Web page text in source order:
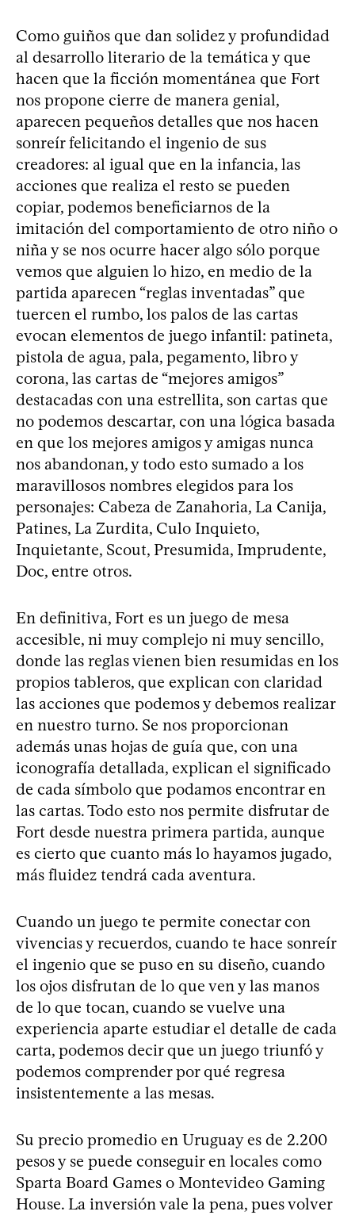
Como guiños que dan solidez y profundidad
al desarrollo literario de la temática y que
hacen que la ficción momentánea que Fort
nos propone cierre de manera genial,
aparecen pequeños detalles que nos hacen
sonreír felicitando el ingenio de sus
creadores: al igual que en la infancia, las
acciones que realiza el resto se pueden
copiar, podemos beneficiarnos de la
imitación del comportamiento de otro niño o
niña y se nos ocurre hacer algo sólo porque
vemos que alguien lo hizo, en medio de la
partida aparecen “reglas inventadas” que
tuercen el rumbo, los palos de las cartas
evocan elementos de juego infantil: patineta,
pistola de agua, pala, pegamento, libro y
corona, las cartas de “mejores amigos”
destacadas con una estrellita, son cartas que
no podemos descartar, con una lógica basada
en que los mejores amigos y amigas nunca
nos abandonan, y todo esto sumado a los
maravillosos nombres elegidos para los
personajes: Cabeza de Zanahoria, La Canija,
Patines, La Zurdita, Culo Inquieto,
Inquietante, Scout, Presumida, Imprudente,
Doc, entre otros.
En definitiva, Fort es un juego de mesa
accesible, ni muy complejo ni muy sencillo,
donde las reglas vienen bien resumidas en los
propios tableros, que explican con claridad
las acciones que podemos y debemos realizar
en nuestro turno. Se nos proporcionan
además unas hojas de guía que, con una
iconografía detallada, explican el significado
de cada símbolo que podamos encontrar en
las cartas. Todo esto nos permite disfrutar de
Fort desde nuestra primera partida, aunque
es cierto que cuanto más lo hayamos jugado,
más fluidez tendrá cada aventura.
Cuando un juego te permite conectar con
vivencias y recuerdos, cuando te hace sonreír
el ingenio que se puso en su diseño, cuando
los ojos disfrutan de lo que ven y las manos
de lo que tocan, cuando se vuelve una
experiencia aparte estudiar el detalle de cada
carta, podemos decir que un juego triunfó y
podemos comprender por qué regresa
insistentemente a las mesas.
Su precio promedio en Uruguay es de 2.200
pesos y se puede conseguir en locales como
Sparta Board Games o Montevideo Gaming
House. La inversión vale la pena, pues volver